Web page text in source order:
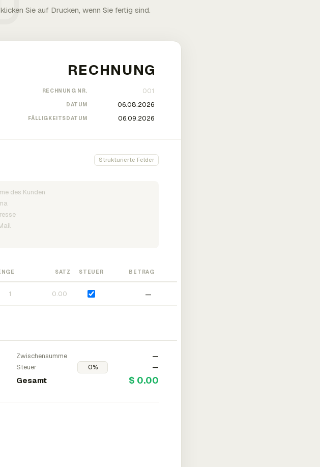
Sie auf Drucken, wenn Sie fertig sind.
RECHNUNG NR.
DATUM
FÄLLIGKEITSDATUM
Strukturierte Felder
SATZ STEUER BETRAG
—
Zwischensumme
—
Steuer
—
Gesamt $ 0.00